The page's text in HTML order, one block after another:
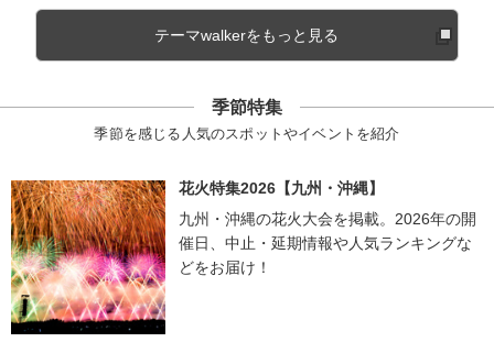
テーマwalkerをもっと見る
季節特集
季節を感じる人気のスポットやイベントを紹介
花火特集2026【九州・沖縄】
九州・沖縄の花火大会を掲載。2026年の開
催日、中止・延期情報や人気ランキングな
どをお届け！